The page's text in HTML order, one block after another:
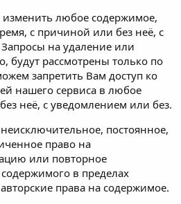
любое содержимое,
с причиной или без неё, с
на удаление или
будут рассмотрены только по
запретить Вам доступ ко
нашего сервиса в любое
неё, с уведомлением или без.
постоянное,
право на
или повторное
в пределах
права на содержимое.